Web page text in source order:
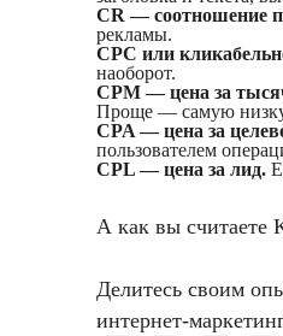
CR — соотношение
рекламы.
CPC или
наоборот.
CPM — цена за
Проще — самую
CPA — цена за
пользователем
CPL — цена за лид.
А как вы считаете
Делитесь своим
интернет-